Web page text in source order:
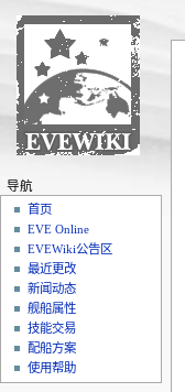
导航
首页
EVE Online
EVEWiki公告区
最近更改
新闻动态
舰船属性
技能交易
配船方案
使用帮助